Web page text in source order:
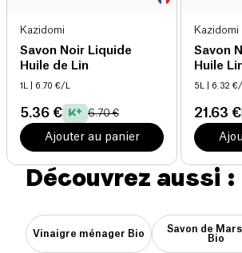
Kazidomi
Savon Noir Liquide
Huile de Lin
1L | 6.70 €/L
5.36 € 6.70 €
Ajouter au panier
Kazidomi
Savon
Huile
5L | 6.32 €/
21.63 €
Découvrez aussi :
Vinaigre ménager Bio
Savon de
Bio